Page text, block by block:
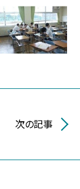
次の記事